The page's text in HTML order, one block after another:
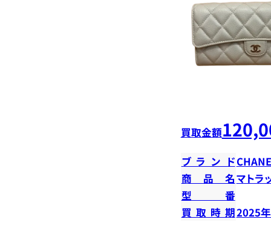
買取金額
ブランド
商品名マト
型番
買取時期2025